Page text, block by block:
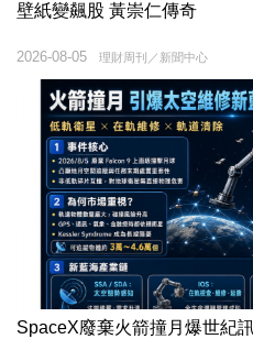
壁紙變飆股 黃崇仁傳奇
理財周刊／新聞中心
2026-08-05
SpaceX廢棄火箭撞月爆世紀